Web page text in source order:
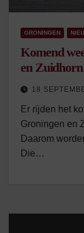
GRONINGEN
Komend
en Zuidhorn
18
Er rijden het
Groningen en
Daarom
Die…